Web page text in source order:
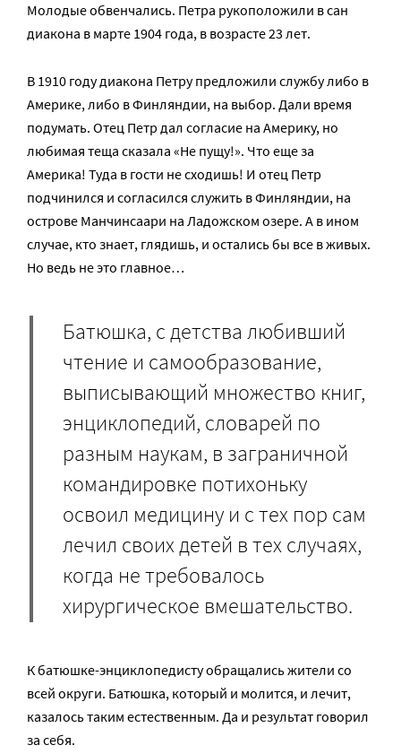
Молодые обвенчались. Петра рукоположили в сан
диакона в марте 1904 года, в возрасте 23 лет.
В 1910 году диакона Петру предложили службу либо в
Америке, либо в Финляндии, на выбор. Дали время
подумать. Отец Петр дал согласие на Америку, но
любимая теща сказала «Не пущу!». Что еще за
Америка! Туда в гости не сходишь! И отец Петр
подчинился и согласился служить в Финляндии, на
острове Манчинсаари на Ладожском озере. А в ином
случае, кто знает, глядишь, и остались бы все в живых.
Но ведь не это главное…
Батюшка, с детства любивший
чтение и самообразование,
выписывающий множество книг,
энциклопедий, словарей по
разным наукам, в заграничной
командировке потихоньку
освоил медицину и с тех пор сам
лечил своих детей в тех случаях,
когда не требовалось
хирургическое вмешательство.
К батюшке-энциклопедисту обращались жители со
всей округи. Батюшка, который и молится, и лечит,
казалось таким естественным. Да и результат говорил
за себя.